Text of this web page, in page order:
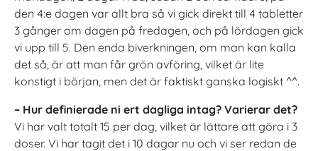
den 4:e dagen var allt bra så vi gick direkt till 4 tabletter
3 gånger om dagen på fredagen, och på lördagen gick
vi upp till 5. Den enda biverkningen, om man kan kalla
det så, är att man får grön avföring, vilket är lite
konstigt i början, men det är faktiskt ganska logiskt ^^.
– Hur definierade ni ert dagliga intag? Varierar det?
Vi har valt totalt 15 per dag, vilket är lättare att göra i 3
doser. Vi har tagit det i 10 dagar nu och vi ser redan de